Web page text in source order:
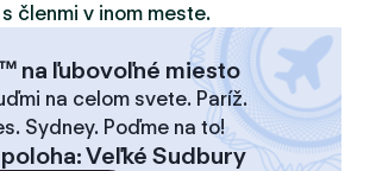
členmi v inom meste.
na ľubovoľné miesto
na celom svete. Paríž.
Sydney. Poďme na to!
:Veľké Sudbury